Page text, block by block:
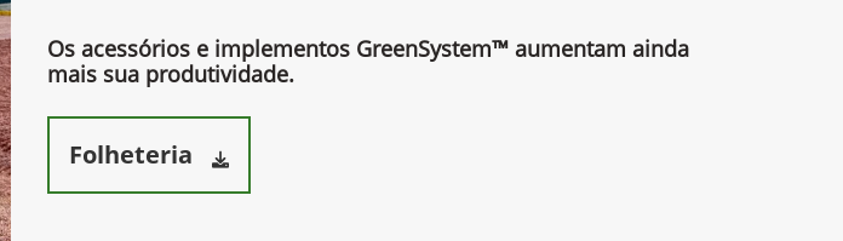
Os acessórios e implementos GreenSystem™ aumentam ainda
mais sua produtividade.​
Folheteria